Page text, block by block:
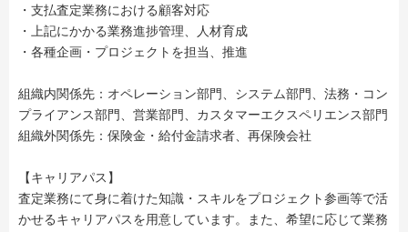
・支払査定業務における顧客対応
・上記にかかる業務進捗管理、人材育成
・各種企画・プロジェクトを担当、推進
組織内関係先：オペレーション部門、システム部門、法務・コン
プライアンス部門、営業部門、カスタマーエクスペリエンス部門
組織外関係先：保険金・給付金請求者、再保険会社
【キャリアパス】
査定業務にて身に着けた知識・スキルをプロジェクト参画等で活
かせるキャリアパスを用意しています。また、希望に応じて業務